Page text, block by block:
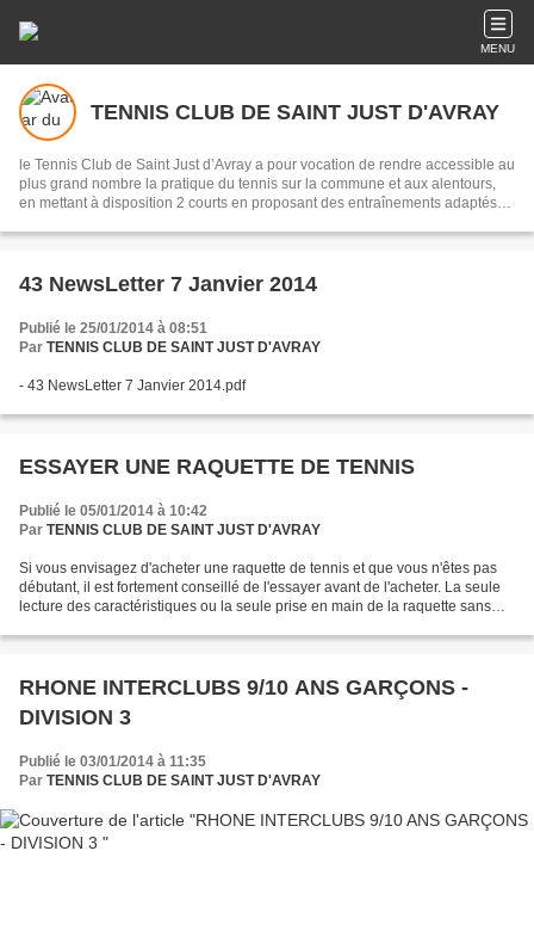
MENU
TENNIS CLUB DE SAINT JUST D'AVRAY
le Tennis Club de Saint Just d’Avray a pour vocation de rendre accessible au
plus grand nombre la pratique du tennis sur la commune et aux alentours,
en mettant à disposition 2 courts en proposant des entraînements adaptés
43 NewsLetter 7 Janvier 2014
Publié le 25/01/2014 à 08:51
Par TENNIS CLUB DE SAINT JUST D'AVRAY
- 43 NewsLetter 7 Janvier 2014.pdf
ESSAYER UNE RAQUETTE DE TENNIS
Publié le 05/01/2014 à 10:42
Par TENNIS CLUB DE SAINT JUST D'AVRAY
Si vous envisagez d'acheter une raquette de tennis et que vous n'êtes pas
débutant, il est fortement conseillé de l'essayer avant de l'acheter. La seule
lecture des caractéristiques ou la seule prise en main de la raquette sans
RHONE INTERCLUBS 9/10 ANS GARÇONS -
DIVISION 3
Publié le 03/01/2014 à 11:35
Par TENNIS CLUB DE SAINT JUST D'AVRAY